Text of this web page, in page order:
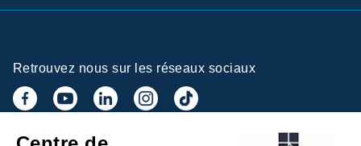
Retrouvez nous sur les réseaux sociaux